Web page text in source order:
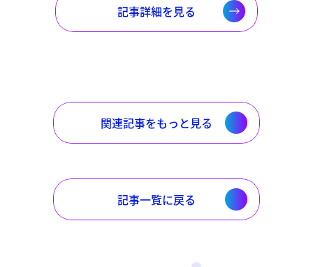
記事詳細を見る
関連記事をもっと見る
記事一覧に戻る